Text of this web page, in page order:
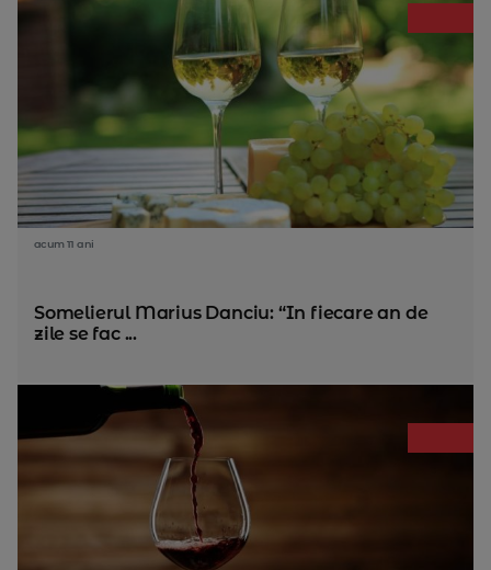
acum 11 ani
Somelierul Marius Danciu: “In fiecare an de
zile se fac ...